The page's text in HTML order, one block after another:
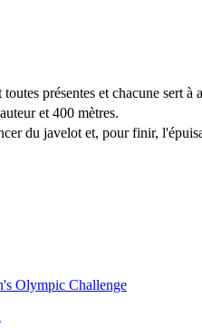
présentes et chacune sert
et 400 mètres.
du javelot et, pour finir,
Olympic Challenge